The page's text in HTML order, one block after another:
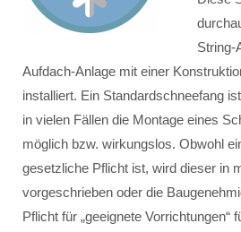
String-
Aufdach-Anlage mit einer
installiert. Ein Standardschneefang
in vielen Fällen die Montage eines
möglich bzw. wirkungslos. Obwohl
gesetzliche Pflicht ist, wird dieser in
vorgeschrieben oder die
Pflicht für „geeignete Vorrichtungen“